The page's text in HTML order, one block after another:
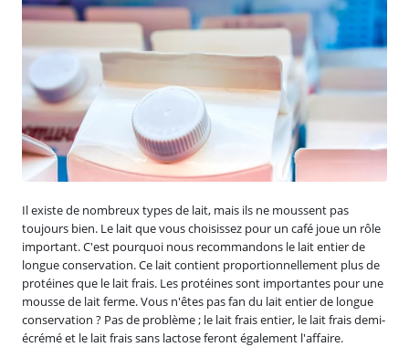
Il existe de nombreux types de lait, mais ils ne moussent pas
toujours bien. Le lait que vous choisissez pour un café joue un rôle
important. C'est pourquoi nous recommandons le lait entier de
longue conservation. Ce lait contient proportionnellement plus de
protéines que le lait frais. Les protéines sont importantes pour une
mousse de lait ferme. Vous n'êtes pas fan du lait entier de longue
conservation ? Pas de problème ; le lait frais entier, le lait frais demi-
écrémé et le lait frais sans lactose feront également l'affaire.